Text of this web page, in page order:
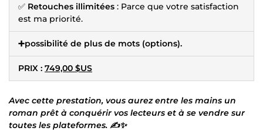
✅ Retouches illimitées : Parce que votre satisfaction
est ma priorité.
➕possibilité de plus de mots (options).
PRIX : 749,00 $US
Avec cette prestation, vous aurez entre les mains un
roman prêt à conquérir vos lecteurs et à se vendre sur
toutes les plateformes. ✍️✨